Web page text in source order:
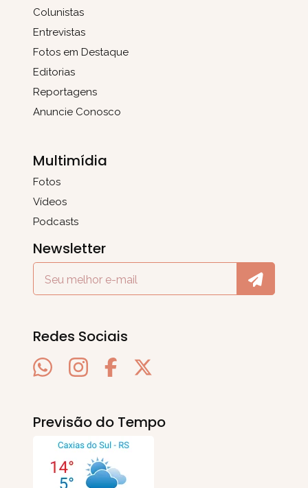
Colunistas
Entrevistas
Fotos em Destaque
Editorias
Reportagens
Anuncie Conosco
Multimídia
Fotos
Vídeos
Podcasts
Newsletter
Redes Sociais
Previsão do Tempo